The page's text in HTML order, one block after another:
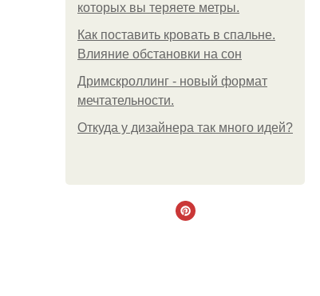
которых вы теряете метры.
Как поставить кровать в спальне.
Влияние обстановки на сон
Дримскроллинг - новый формат
мечтательности.
Откуда у дизайнера так много идей?